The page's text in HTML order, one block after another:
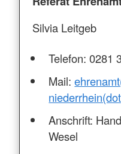
Silvia Leitgeb
Telefon: 0281
Mail:
Anschrift:
Wesel